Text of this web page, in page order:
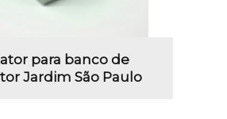
para banco de
Jardim São Paulo